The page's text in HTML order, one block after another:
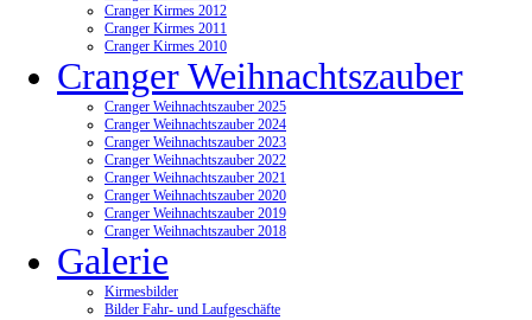
Cranger Kirmes 2012
Cranger Kirmes 2011
Cranger Kirmes 2010
Cranger Weihnachtszauber
Cranger Weihnachtszauber 2025
Cranger Weihnachtszauber 2024
Cranger Weihnachtszauber 2023
Cranger Weihnachtszauber 2022
Cranger Weihnachtszauber 2021
Cranger Weihnachtszauber 2020
Cranger Weihnachtszauber 2019
Cranger Weihnachtszauber 2018
Galerie
Kirmesbilder
Bilder Fahr- und Laufgeschäfte